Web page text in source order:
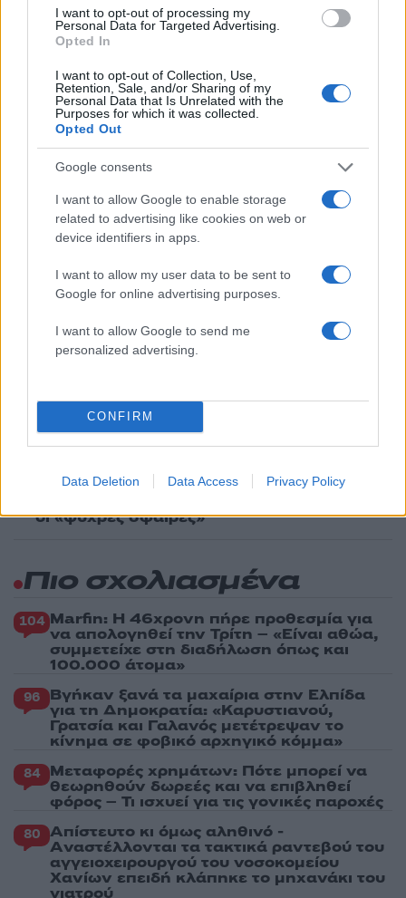
I want to opt-out of processing my
Personal Data for Targeted Advertising.
Opted In
I want to opt-out of Collection, Use,
Retention, Sale, and/or Sharing of my
Personal Data that Is Unrelated with the
Purposes for which it was collected.
Opted Out
Google consents
I want to allow Google to enable storage
related to advertising like cookies on web or
device identifiers in apps.
I want to allow my user data to be sent to
Google for online advertising purposes.
I want to allow Google to send me
personalized advertising.
CONFIRM
Data Deletion Data Access Privacy Policy
Share:
Ακολουθήστε το Νewsit.gr στοGoogle News
ενημερωθείτε πρώτοι για όλη την ειδησεογραφία και τα
τελευταία νέατης ημέρας
Πιο δημοφιλή
έπαιζε Τσιτσάνη στο Φισκάρδο και τους
πρότεινε συνεργασία
Κωνσταντίνος Αργυρός και Αλεξάνδρα
Νίκα κάνουν διακοπές με πολυτελές γιοτ
με τα δύο παιδιά τους
“σωτήρες” ανήκουν στο χρονοντούλαπο
της ιστορίας
4Θρήνος για τον Λιονέλ Μέσι – Πέθανε ο
Το 5ο πακέτο βίντεο και φωτογραφιών με
οι «ψυχρές σφαίρες»
Πιο σχολιασμένα
104 Marfin: Η 46χρονη πήρε προθεσμία για
να απολογηθεί την Τρίτη – «Είναι αθώα,
συμμετείχε στη διαδήλωση όπως και
100.000 άτομα»
96 Βγήκαν ξανά τα μαχαίρια στην Ελπίδα
για τη Δημοκρατία: «Καρυστιανού,
Γρατσία και Γαλανός μετέτρεψαν το
κίνημα σε φοβικό αρχηγικό κόμμα»
84 Μεταφορές χρημάτων: Πότε μπορεί να
θεωρηθούν δωρεές και να επιβληθεί
φόρος – Τι ισχυεί για τις γονικές παροχές
80 Απίστευτο κι όμως αληθινό -
Aναστέλλονται τα τακτικά ραντεβού του
αγγειοχειρουργού του νοσοκομείου
Χανίων επειδή κλάπηκε το μηχανάκι του
γιατρού